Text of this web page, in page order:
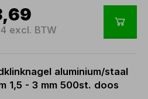
excl. BTW
aluminium/staal
1,5 - 3 mm 500st. doos